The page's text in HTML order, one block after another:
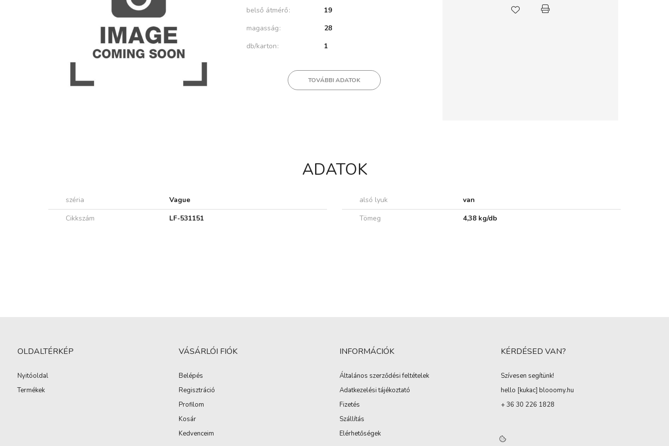
belső átmérő
19
magasság
28
db/karton
1
TOVÁBBI ADATOK
ADATOK
széria Vague alsó lyuk
van
Cikkszám
LF-531151 Tömeg 4,38 kg/db
OLDALTÉRKÉP
Nyitóoldal
Termékek
VÁSÁRLÓI FIÓK
Belépés
Regisztráció
Profilom
Kosár
Kedvenceim
INFORMÁCIÓK
Általános szerződési feltételek
Adatkezelési tájékoztató
Fizetés
Szállítás
Elérhetőségek
KÉRDÉSED VAN?
Szívesen segítünk!
hello [kukac] blooomy.hu
+ 36 30 226 1828